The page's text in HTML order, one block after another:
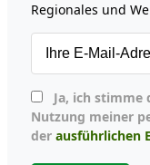
Regionales und
Nutzung meiner
der ausführlichen